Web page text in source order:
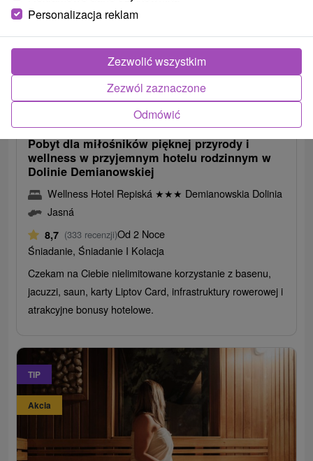
Akcia
od163,96zł
Pobyt dla miłośników pięknej przyrody i
wellness w przyjemnym hotelu rodzinnym w
Dolinie Demianowskiej
Wellness Hotel Repiská ★★★ Demianowskia Dolinia
Jasná
8,7 (333 recenzji)Od 2 Noce
Śniadanie, Śniadanie I Kolacja
Czekam na Ciebie nielimitowane korzystanie z basenu,
jacuzzi, saun, karty Liptov Card, infrastruktury rowerowej i
atrakcyjne bonusy hotelowe.
TIP
Akcia
Personalizacja reklam
Odmówić
Zezwól zaznaczone
Zezwolić wszystkim